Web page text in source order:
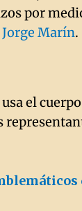
por
Marín.
el